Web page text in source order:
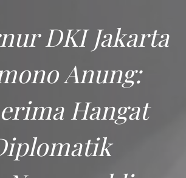
DKI Jakarta
Anung:
Hangat